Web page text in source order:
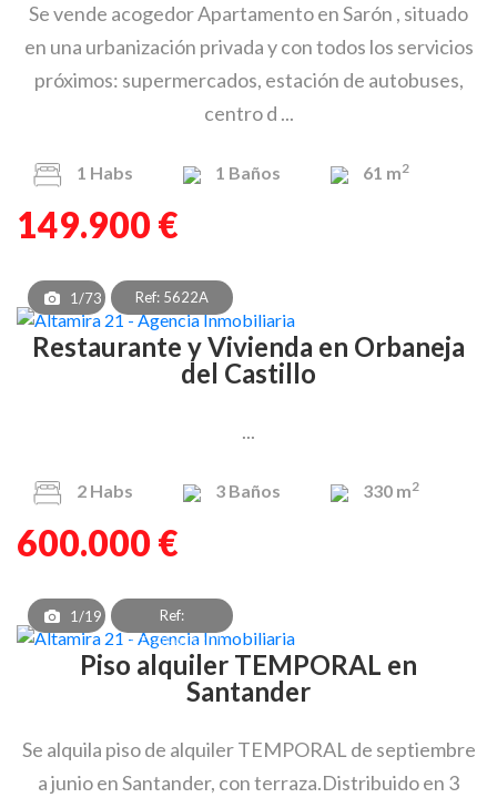
Se vende acogedor Apartamento en Sarón , situado
en una urbanización privada y con todos los servicios
próximos: supermercados, estación de autobuses,
centro d ...
1 Habs 1 Baños 61 m2
149.900 €
1/73 Ref: 5622A
Restaurante y Vivienda en Orbaneja
del Castillo
...
2 Habs 3 Baños 330 m2
600.000 €
1/19
Ref:
PAT_OEA_8301
Piso alquiler TEMPORAL en
Santander
Se alquila piso de alquiler TEMPORAL de septiembre
a junio en Santander, con terraza.Distribuido en 3